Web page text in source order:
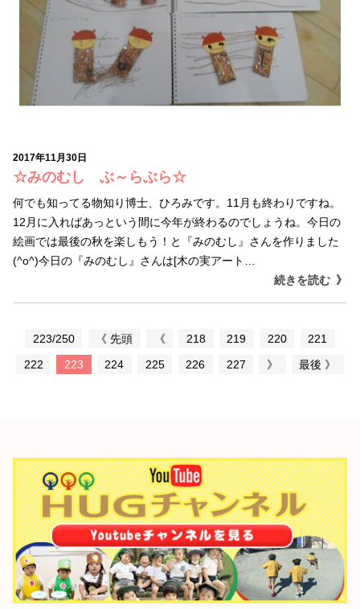
2017年11月30日
☆みのむし ぶ～らぶら☆
何でも知ってる物知り博士、ひろみです。11月も終わりですね。
12月に入ればあっという間に今年が終わるのでしょうね。今日の
絵画では最後の秋を楽しもう！と『みのむし』さんを作りました
(^o^)今日の『みのむし』さんは[木の実アート…
続きを読む
223/250 《 先頭 《 218 219 220
221
222
223 224 225 226 227 》 最後 》